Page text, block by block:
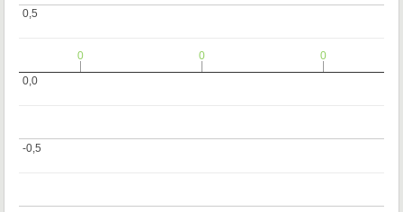
-0,5
-0,5
0,0
0,0
0,5
0,5
0
0 0
0 0
0